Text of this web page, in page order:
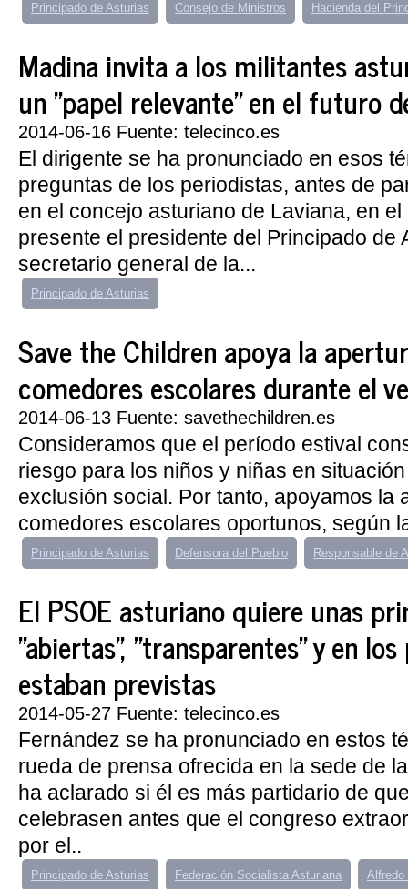
Principado de Asturias Consejo de Ministros Hacienda del
Madina invita a los militantes
un "papel relevante" en el futuro
2014-06-16 Fuente: telecinco.es
El dirigente se ha pronunciado en esos
preguntas de los periodistas, antes de
en el concejo asturiano de Laviana, en
presente el presidente del Principado de
secretario general de la...
Principado de Asturias
Save the Children apoya la
comedores escolares durante el
2014-06-13 Fuente: savethechildren.es
Consideramos que el período estival
riesgo para los niños y niñas en
exclusión social. Por tanto, apoyamos la
comedores escolares oportunos, según
Principado de Asturias Defensora del Pueblo Responsable de
El PSOE asturiano quiere unas
"abiertas", "transparentes" y en
estaban previstas
2014-05-27 Fuente: telecinco.es
Fernández se ha pronunciado en estos
rueda de prensa ofrecida en la sede de
ha aclarado si él es más partidario de
celebrasen antes que el congreso
por el..
Principado de Asturias Federación Socialista Asturiana Alfredo